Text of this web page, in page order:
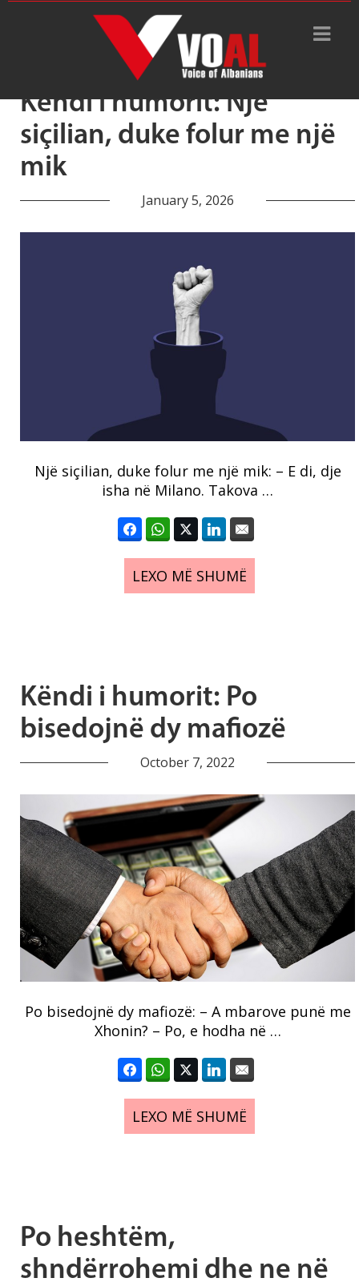
Tag Archive: mafioze
Këndi i humorit: Një
siçilian, duke folur me një
mik
January 5, 2026
Një siçilian, duke folur me një mik: – E di, dje
isha në Milano. Takova …
LEXO MË SHUMË
Këndi i humorit: Po
bisedojnë dy mafiozë
October 7, 2022
Po bisedojnë dy mafiozë: – A mbarove punë me
Xhonin? – Po, e hodha në …
LEXO MË SHUMË
Po heshtëm,
shndërrohemi dhe ne në